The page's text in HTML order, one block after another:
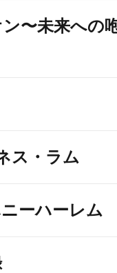
〜未来への
ス・ラム
ーハーレム